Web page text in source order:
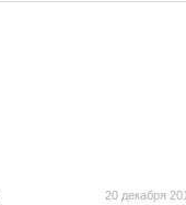
20 декабря